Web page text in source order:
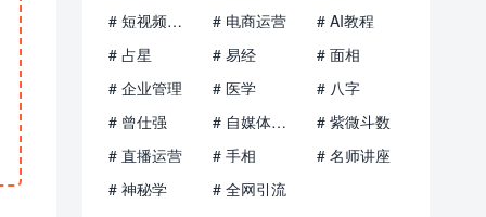
# 短视频运营
# 电商运营
# AI教程
# 占星
# 易经
# 面相
# 企业管理
# 医学
# 八字
# 曾仕强
# 自媒体运营
# 紫微斗数
# 直播运营
# 手相
# 名师讲座
# 神秘学
# 全网引流